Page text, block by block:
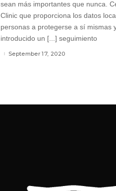
sean más importantes que nunca.
Clinic que proporciona los datos
personas a protegerse a sí mismas
introducido un [...] seguimiento
September 17, 2020